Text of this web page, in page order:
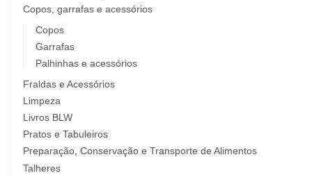
Copos, garrafas e acessórios
Copos
Garrafas
Palhinhas e acessórios
Fraldas e Acessórios
Limpeza
Livros BLW
Pratos e Tabuleiros
Preparação, Conservação e Transporte de Alimentos
Talheres